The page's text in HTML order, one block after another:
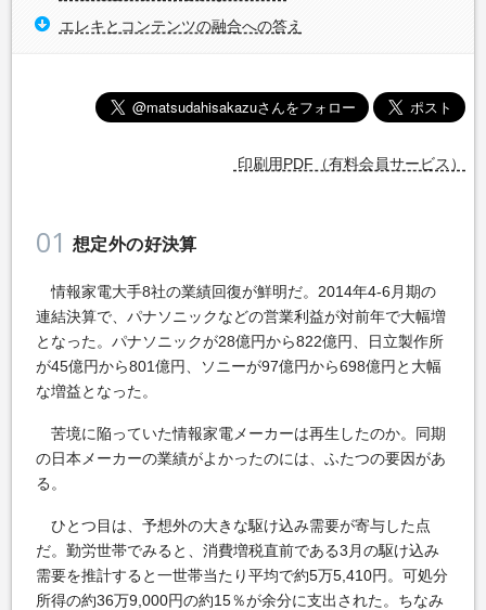
エレキとコンテンツの融合への答え
印刷用PDF（有料会員サービス）
01 想定外の好決算
情報家電大手8社の業績回復が鮮明だ。2014年4-6月期の
連結決算で、パナソニックなどの営業利益が対前年で大幅増
となった。パナソニックが28億円から822億円、日立製作所
が45億円から801億円、ソニーが97億円から698億円と大幅
な増益となった。
苦境に陥っていた情報家電メーカーは再生したのか。同期
の日本メーカーの業績がよかったのには、ふたつの要因があ
る。
ひとつ目は、予想外の大きな駆け込み需要が寄与した点
だ。勤労世帯でみると、消費増税直前である3月の駆け込み
需要を推計すると一世帯当たり平均で約5万5,410円。可処分
所得の約36万9,000円の約15％が余分に支出された。ちなみ